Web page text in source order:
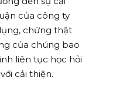
của công ty
chứng thật
của chúng bao
liên tục học hỏi
cải thiện.